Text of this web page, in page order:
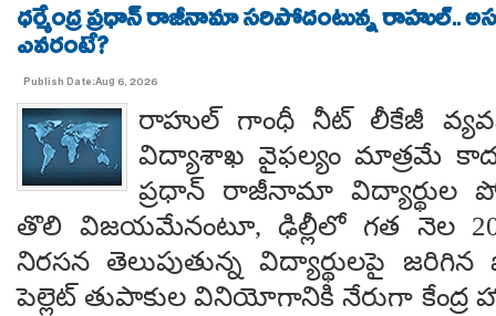
ధర్మేంద్ర ప్రధాన్ రాజీనామా సరిపోదంటున్న రాహుల్..
ఎవరంటే?
Publish Date:Aug 6, 2026
రాహుల్ గాంధీ నీట్ లీకేజీ
విద్యాశాఖ వైఫల్యం మాత్రమే
ప్రధాన్ రాజీనామా విద్యార్థుల
తొలి విజయమేనంటూ, ఢిల్లీలో గత నెల
నిరసన తెలుపుతున్న విద్యార్థులపై
పెల్లెట్ తుపాకుల వినియోగానికి నేరుగా